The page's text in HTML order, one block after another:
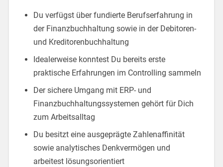
Du verfügst über fundierte Berufserfahrung in
der Finanzbuchhaltung sowie in der Debitoren-
und Kreditorenbuchhaltung
Idealerweise konntest Du bereits erste
praktische Erfahrungen im Controlling sammeln
Der sichere Umgang mit ERP- und
Finanzbuchhaltungssystemen gehört für Dich
zum Arbeitsalltag
Du besitzt eine ausgeprägte Zahlenaffinität
sowie analytisches Denkvermögen und
arbeitest lösungsorientiert